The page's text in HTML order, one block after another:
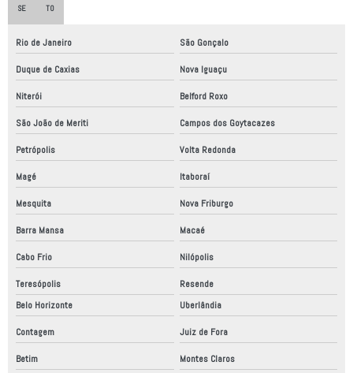
Empresas especializadas em automação industrial
Empresas fabricantes de equipamentos industriais
Empresas fabricantes de máquinas especiais
Empresas que fazem adequação nr12
Equipamentos de automação industrial
Fabrica de automação industrial
Fábrica de robô industrial
Fábrica de robôs no brasil
Fabricação de máquinas de automação
Fabricante de máquinas especiais
Fabricantes de automação industrial
SE TO
Rio de Janeiro São Gonçalo
Duque de Caxias Nova Iguaçu
Niterói Belford Roxo
São João de Meriti Campos dos Goytacazes
Petrópolis Volta Redonda
Magé Itaboraí
Mesquita Nova Friburgo
Barra Mansa Macaé
Cabo Frio Nilópolis
Teresópolis
Resende
Belo Horizonte
Uberlândia
Contagem Juiz de Fora
Betim Montes Claros